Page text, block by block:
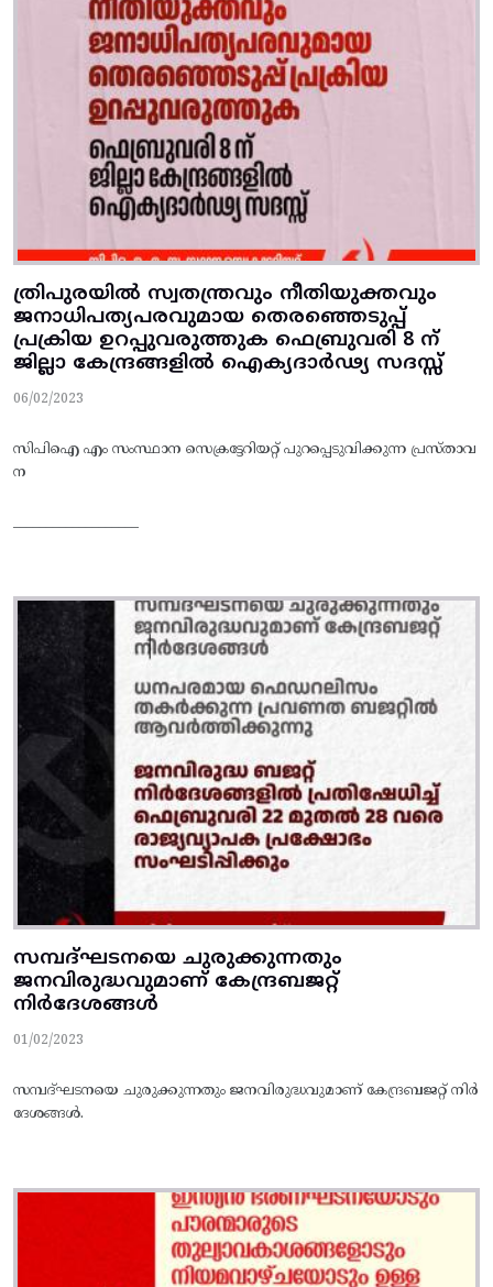
ത്രിപുരയിൽ സ്വതന്ത്രവും നീതിയുക്തവും
ജനാധിപത്യപരവുമായ തെരഞ്ഞെടുപ്പ്
പ്രക്രിയ ഉറപ്പുവരുത്തുക ഫെബ്രുവരി 8 ന്
ജില്ലാ കേന്ദ്രങ്ങളിൽ ഐക്യദാർഢ്യ സദസ്സ്
06/02/2023
സിപിഐ എം സംസ്ഥാന സെക്രട്ടേറിയറ്റ്‌ പുറപ്പെടുവിക്കുന്ന പ്രസ്‌താവ
ന
___________________
സമ്പദ്‌ഘടനയെ ചുരുക്കുന്നതും
ജനവിരുദ്ധവുമാണ്‌ കേന്ദ്രബജറ്റ്‌
നിർദേശങ്ങൾ
01/02/2023
സമ്പദ്‌ഘടനയെ ചുരുക്കുന്നതും ജനവിരുദ്ധവുമാണ്‌ കേന്ദ്രബജറ്റ്‌ നിർ
ദേശങ്ങൾ.